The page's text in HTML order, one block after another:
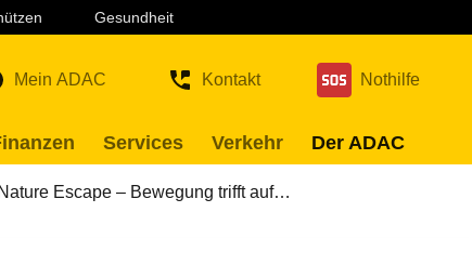
Gesundheit
Mein ADAC Kontakt Nothilfe
Services Verkehr Der ADAC
Escape – Bewegung trifft auf…